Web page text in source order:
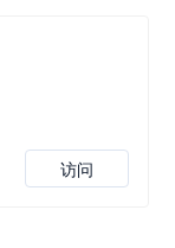
访问